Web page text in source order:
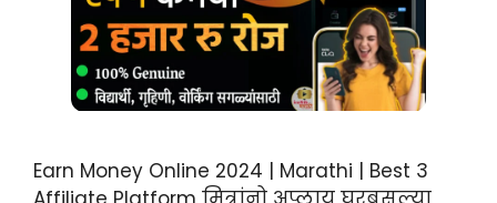
Earn Money Online 2024 | Marathi | Best 3